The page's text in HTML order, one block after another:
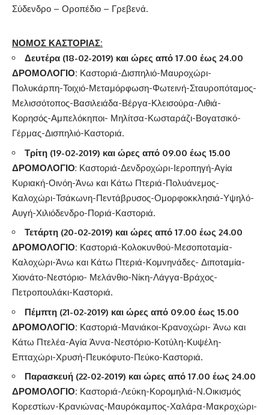
Σύδενδρο – Οροπέδιο – Γρεβενά.
ΝΟΜΟΣ ΚΑΣΤΟΡΙΑΣ:
Δευτέρα (18-02-2019) και ώρες από 17.00 έως 24.00
ΔΡΟΜΟΛΟΓΙΟ: Καστοριά-Δισπηλιό-Μαυροχώρι-
Πολυκάρπη-Τοιχιό-Μεταμόρφωση-Φωτεινή-Σταυροπόταμος-
Μελισσότοπος-Βασιλειάδα-Βέργα-Κλεισούρα-Λιθιά-
Κορησός-Αμπελόκηποι- Μηλίτσα-Κωσταράζι-Βογατσικό-
Γέρμας-Δισπηλιό-Καστοριά.
Τρίτη (19-02-2019) και ώρες από 09.00 έως 15.00
ΔΡΟΜΟΛΟΓΙΟ: Καστοριά-Δενδροχώρι-Ιεροπηγή-Αγία
Κυριακή-Οινόη-Άνω και Κάτω Πτεριά-Πολυάνεμος-
Καλοχώρι-Τσάκωνη-Πεντάβρυσος-Ομορφοκκλησιά-Υψηλό-
Αυγή-Χιλιόδενδρο-Ποριά-Καστοριά.
Τετάρτη (20-02-2019) και ώρες από 17.00 έως 24.00
ΔΡΟΜΟΛΟΓΙΟ: Καστοριά-Κολοκυνθού-Μεσοποταμία-
Καλοχώρι-Άνω και Κάτω Πτεριά-Κομνηνάδες- Διποταμία-
Χιονάτο-Νεστόριο- Μελάνθιο-Νίκη-Λάγγα-Βράχος-
Πετροπουλάκι-Καστοριά.
Πέμπτη (21-02-2019) και ώρες από 09.00 έως 15.00
ΔΡΟΜΟΛΟΓΙΟ: Καστοριά-Μανιάκοι-Κρανοχώρι- Άνω και
Κάτω Πτελέα-Αγία Άννα-Νεστόριο-Κοτύλη-Κυψέλη-
Επταχώρι-Χρυσή-Πευκόφυτο-Πεύκο-Καστοριά.
Παρασκευή (22-02-2019) και ώρες από 17.00 έως 24.00
ΔΡΟΜΟΛΟΓΙΟ: Καστοριά-Λεύκη-Κορομηλιά-Ν.Οικισμός
Κορεστίων-Κρανιώνας-Μαυρόκαμπος-Χαλάρα-Μακροχώρι-